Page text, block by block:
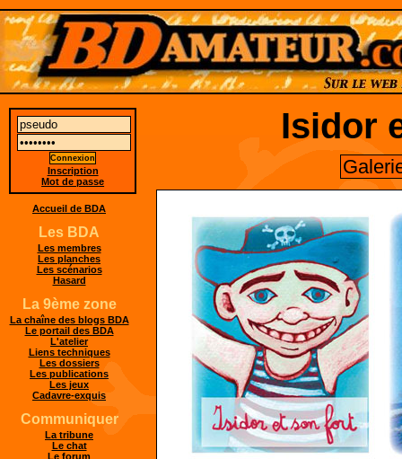
Isidor
Inscription
Mot de passe
Accueil de BDA
Les BDA
Les membres
Les planches
Les scénarios
Hasard
La 9ème zone
La chaîne des blogs BDA
Le portail des BDA
L'atelier
Liens techniques
Les dossiers
Les publications
Les jeux
Cadavre-exquis
Communiquer
La tribune
Le chat
Le forum